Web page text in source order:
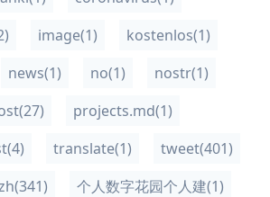
image(1) kostenlos(1)
news(1) no(1) nostr(1)
(27) projects.md(1)
(4) translate(1) tweet(401)
(341) 个人数字花园个人建(1)